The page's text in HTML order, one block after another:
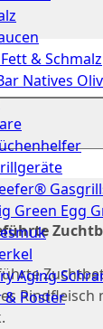
& Schmalz
Natives
Green Egg
Aging
& Poster
Rindfleisch